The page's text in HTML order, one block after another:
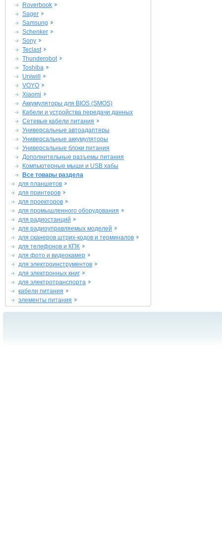
Roverbook
Sager
Samsung
Schenker
Sony
Teclast
Thunderobot
Toshiba
Uniwill
VOYO
Xiaomi
Аккумуляторы для BIOS (SMOS)
Кабели и устройства передачи данных
Сетевые кабели питания
Универсальные автоадаптеры
Универсальные аккумуляторы
Универсальные блоки питания
Дополнительные разъемы питания
Компьютерные мыши и USB хабы
Все товары раздела
для планшетов
для принтеров
для проекторов
для промышленного оборудования
для радиостанций
для радиоуправляемых моделей
для сканеров штрих-кодов и терминалов
для телефонов и КПК
для фото и видеокамер
для электроинструментов
для электронных книг
для электротранспорта
кабели питания
элементы питания